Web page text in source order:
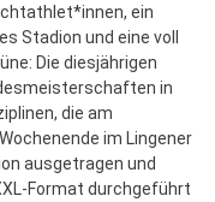
ein
Stadion und eine voll
Die diesjährigen
in
die am
im Lingener
ausgetragen und
Format durchgeführt